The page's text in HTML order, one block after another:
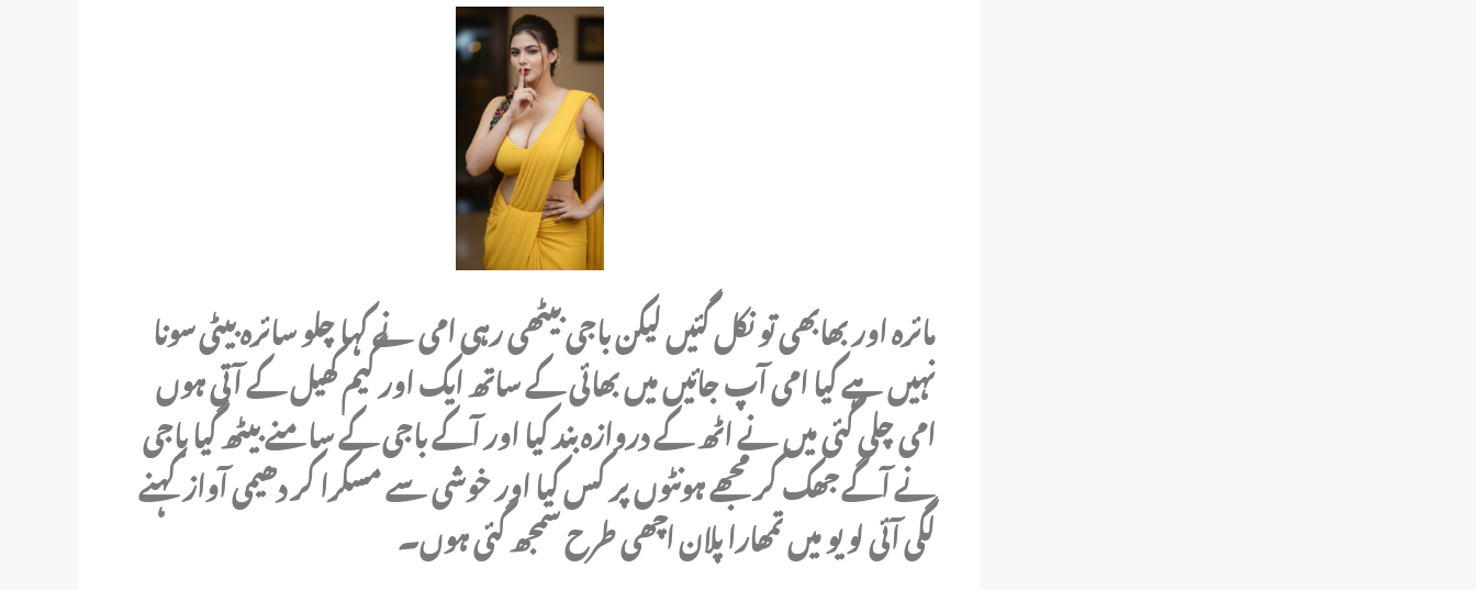
مائرہ اور بھابھی تو نکل گئیں لیکن باجی بیٹھی رہی امی نے کہا چلو سائرہ بیٹی سونا
نہیں ہے کیا امی آپ جائیں میں بھائی کے ساتھ ایک اور گیم کھیل کے آتی ہوں
امی چلی گئی میں نے اٹھ کے دروازہ بند کیا اور آکے باجی کے سامنے بیٹھ گیا باجی
نے آگے جھک کر مجھے ہونٹوں پر کس کیا اور خوشی سے مسکرا کر دھیمی آواز کہنے
لگی آئی لو یو میں تمھارا پلان اچھی طرح سمجھ گئی ہوں۔